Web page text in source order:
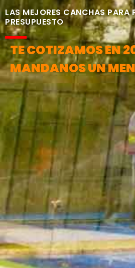
LAS MEJORES CANCHAS PARA
PRESUPUESTO
TE COTIZAMOS EN
MANDANOS UN